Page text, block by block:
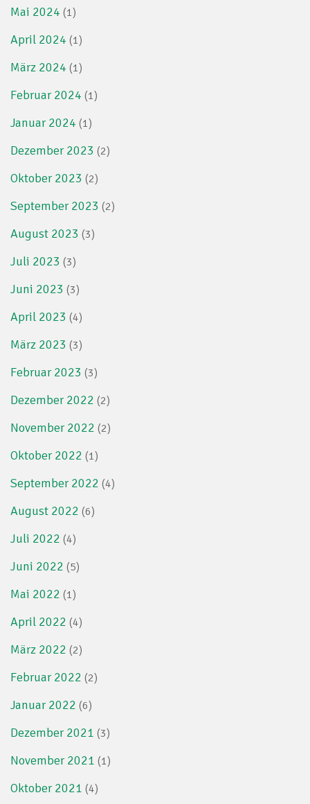
Mai 2024 (1)
April 2024 (1)
März 2024 (1)
Februar 2024 (1)
Januar 2024 (1)
Dezember 2023 (2)
Oktober 2023 (2)
September 2023 (2)
August 2023 (3)
Juli 2023 (3)
Juni 2023 (3)
April 2023 (4)
März 2023 (3)
Februar 2023 (3)
Dezember 2022 (2)
November 2022 (2)
Oktober 2022 (1)
September 2022 (4)
August 2022 (6)
Juli 2022 (4)
Juni 2022 (5)
Mai 2022 (1)
April 2022 (4)
März 2022 (2)
Februar 2022 (2)
Januar 2022 (6)
Dezember 2021 (3)
November 2021 (1)
Oktober 2021 (4)